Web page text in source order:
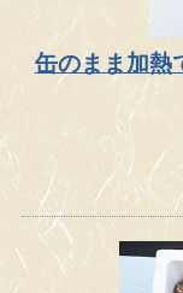
缶のまま加熱